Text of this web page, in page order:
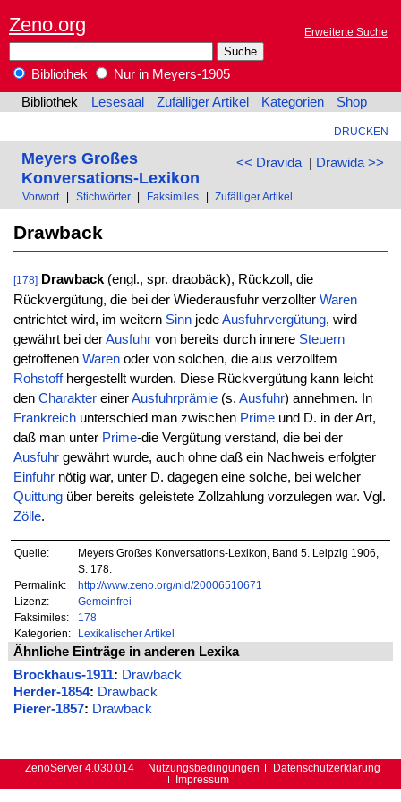
Zeno.org Erweiterte Suche
Bibliothek
Nur in Meyers-1905
Bibliothek
Lesesaal Zufälliger Artikel Kategorien Shop
DRUCKEN
<< Dravida| Drawida >>
Meyers Großes
Konversations-Lexikon
Vorwort Stichwörter Faksimiles Zufälliger Artikel
Drawback
[178] Drawback(engl., spr. draobäck), Rückzoll, die
Rückvergütung, die bei der Wiederausfuhr verzollter Waren
entrichtet wird, im weitern SinnjedeAusfuhrvergütung, wird
gewährt bei derAusfuhrvon bereits durch innere Steuern
getroffenen Warenoder von solchen, die aus verzolltem
Rohstoffhergestellt wurden. Diese Rückvergütung kann leicht
den CharaktereinerAusfuhrprämie(s. Ausfuhr) annehmen. In
Frankreichunterschied man zwischen Primeund D. in der Art,
daß man unter Prime-die Vergütung verstand, die bei der
Ausfuhrgewährt wurde, auch ohne daß ein Nachweis erfolgter
Einfuhrnötig war, unter D. dagegen eine solche, bei welcher
Quittungüber bereits geleistete Zollzahlung vorzulegen war. Vgl.
Zölle.
Quelle:
Meyers Großes Konversations-Lexikon, Band 5. Leipzig 1906,
S. 178.
Permalink:
http://www.zeno.org/nid/20006510671
Lizenz:
Gemeinfrei
Faksimiles:
178
Kategorien:
Lexikalischer Artikel
Ähnliche Einträge in anderen Lexika
Brockhaus-1911: Drawback
Herder-1854: Drawback
Pierer-1857: Drawback
ZenoServer 4.030.014 Nutzungsbedingungen
Datenschutzerklärung
Impressum